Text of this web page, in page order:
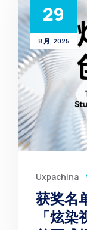
29
8 月, 2025
Uxpachina
获奖名
「炫